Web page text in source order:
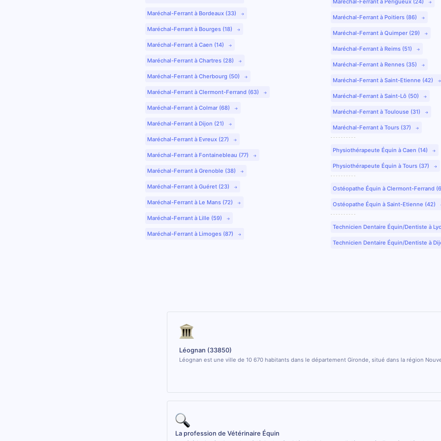
Maréchal-Ferrant à Bordeaux (33)
Maréchal-Ferrant à Bourges (18)
Maréchal-Ferrant à Caen (14)
Maréchal-Ferrant à Chartres (28)
Maréchal-Ferrant à Cherbourg (50)
Maréchal-Ferrant à Clermont-Ferrand (63)
Maréchal-Ferrant à Colmar (68)
Maréchal-Ferrant à Dijon (21)
Maréchal-Ferrant à Evreux (27)
Maréchal-Ferrant à Fontainebleau (77)
Maréchal-Ferrant à Grenoble (38)
Maréchal-Ferrant à Guéret (23)
Maréchal-Ferrant à Le Mans (72)
Maréchal-Ferrant à Lille (59)
Maréchal-Ferrant à Limoges (87)
Maréchal-Ferrant à Périgueux (24)
Maréchal-Ferrant à Poitiers (86)
Maréchal-Ferrant à Quimper (29)
Maréchal-Ferrant à Reims (51)
Maréchal-Ferrant à Rennes (35)
Maréchal-Ferrant à Saint-Etienne (42)
Maréchal-Ferrant à Saint-Lô (50)
Maréchal-Ferrant à Toulouse (31)
Maréchal-Ferrant à Tours (37)
Physiothérapeute Équin à Caen (14)
Physiothérapeute Équin à Tours (37)
Ostéopathe Équin à Clermont-Ferrand
Ostéopathe Équin à Saint-Etienne (42)
Technicien Dentaire Équin/Dentiste à
Technicien Dentaire Équin/Dentiste à
Léognan (33850)
Léognan est une ville de 10 670 habitants dans le département Gironde, situé dans la région
La profession de Vétérinaire Équin